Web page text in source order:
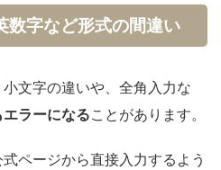
字など形式の間違い
文字の違いや、全角入力な
ラーになることがあります。
ページから直接入力するよう